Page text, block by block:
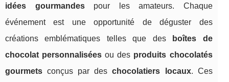
idées gourmandespour les amateurs. Chaque
événement est une opportunité de déguster des
créations emblématiques telles que des
boîtes de
chocolat personnalisées ou des produits chocolatés
gourmets conçus par deschocolatiers locaux. Ces